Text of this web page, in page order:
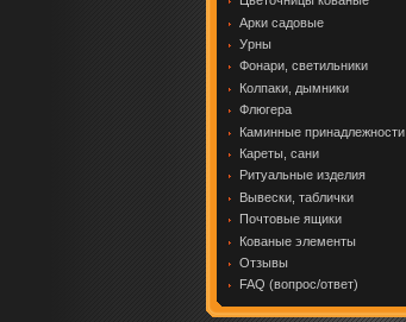
Арки садовые
Урны
Фонари, светильники
Колпаки, дымники
Флюгера
Каминные принадлежности
Кареты, сани
Ритуальные изделия
Вывески, таблички
Почтовые ящики
Кованые элементы
Отзывы
FAQ (вопрос/ответ)